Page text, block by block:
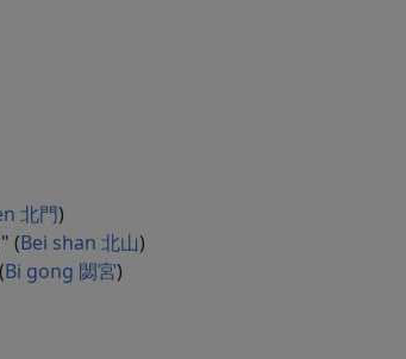
北門)
(Bei shan 北山)
Bi gong 閟宮)